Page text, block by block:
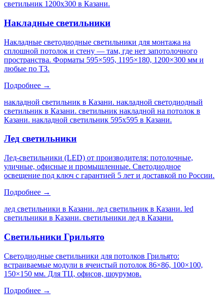
светильник 1200х300 в Казани.
Накладные светильники
Накладные светодиодные светильники для монтажа на
сплошной потолок и стену — там, где нет запотолочного
пространства. Форматы 595×595, 1195×180, 1200×300 мм и
любые по ТЗ.
Подробнее →
накладной светильник в Казани. накладной светодиодный
светильник в Казани. светильник накладной на потолок в
Казани. накладной светильник 595х595 в Казани.
Лед светильники
Лед-светильники (LED) от производителя: потолочные,
уличные, офисные и промышленные. Светодиодное
освещение под ключ с гарантией 5 лет и доставкой по России.
Подробнее →
лед светильники в Казани. лед светильник в Казани. led
светильники в Казани. светильники лед в Казани.
Светильники Грильято
Светодиодные светильники для потолков Грильято:
встраиваемые модули в ячеистый потолок 86×86, 100×100,
150×150 мм. Для ТЦ, офисов, шоурумов.
Подробнее →